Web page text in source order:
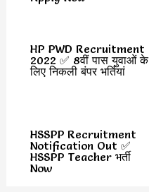
HP PWD Recruitment
2022 ✅ 8वीं पास युवाओं के
लिए निकली बंपर भर्तियां
HSSPP Recruitment
Notification Out ✅
HSSPP Teacher भर्ती
Now